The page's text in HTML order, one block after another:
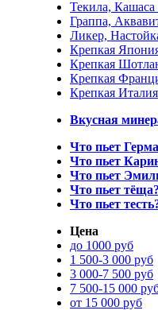
Текила,
Граппа,
Ликер,
Крепкая
Крепкая
Крепкая
Крепкая Италия
Вкусная
Что пьет
Что пьет
Что пьет
Что пьет тёща?
Что пьет
Цена
до 1000 руб
1 500-3 000 руб
3 000-7 500 руб
7 500-15 000
от 15 000 руб